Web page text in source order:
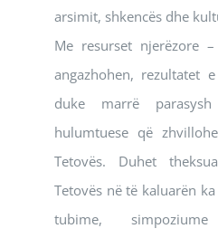
arsimit, shkencës dhe
Me resurset njerëzore
angazhohen, rezultatet
duke marrë
hulumtuese që
Tetovës. Duhet
Tetovës në të kaluarën
tubime,